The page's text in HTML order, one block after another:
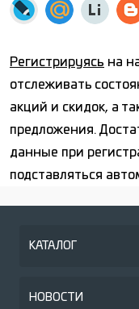
Регистрируясь на
отслеживать
акций и скидок, а
предложения.
данные при
подставляться
КАТАЛОГ
НОВОСТИ